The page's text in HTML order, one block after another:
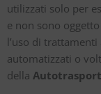
utilizzati solo per
e non sono
l’uso di
automatizzati o
della